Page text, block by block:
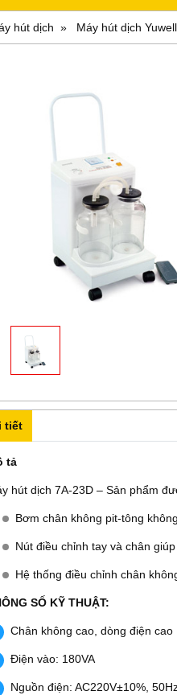
hút dịch Máy hút dịch
tiết
tả
hút dịch 7A-23D – Sản phẩm
Bơm chân không pit-tông
Nút điều chỉnh tay và chân
Hệ thống điều chỉnh chân
SỐ KỸ THUẬT:
Chân không cao, dòng
Điện vào: 180VA
Nguồn điện: AC220V±10%,